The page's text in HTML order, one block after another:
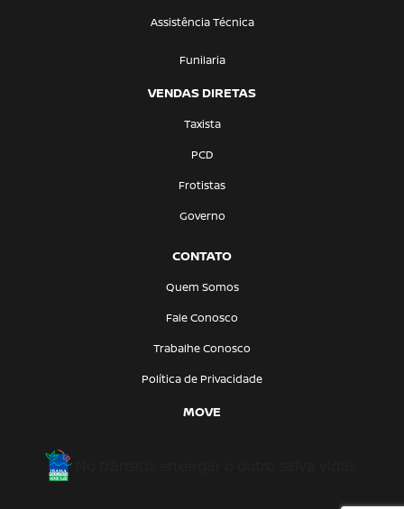
Assistência Técnica
Funilaria
VENDAS DIRETAS
Taxista
PCD
Frotistas
Governo
CONTATO
Quem Somos
Fale Conosco
Trabalhe Conosco
Política de Privacidade
MOVE